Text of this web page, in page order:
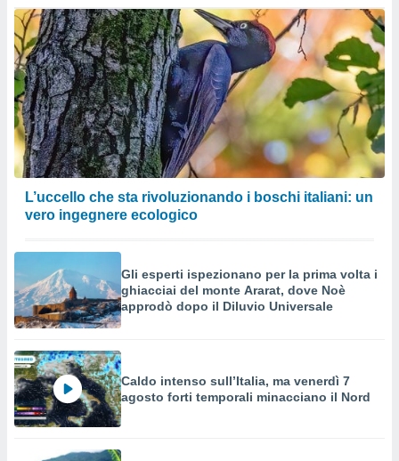
L’uccello che sta rivoluzionando i boschi italiani: un
vero ingegnere ecologico
Gli esperti ispezionano per la prima volta i
ghiacciai del monte Ararat, dove Noè
approdò dopo il Diluvio Universale
Caldo intenso sull’Italia, ma venerdì 7
agosto forti temporali minacciano il Nord